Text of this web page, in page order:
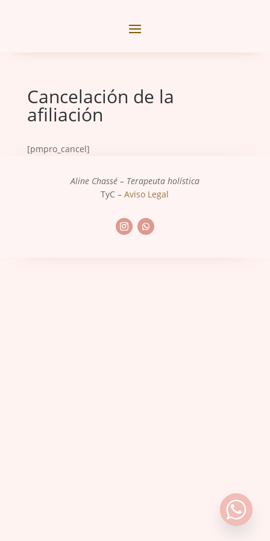
Cancelación de la
afiliación
[pmpro_cancel]
Aline Chassé – Terapeuta holística
TyC –Aviso Legal